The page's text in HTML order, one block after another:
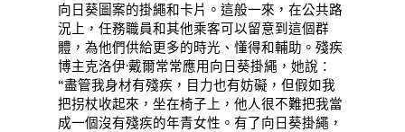
向日葵圖案的掛繩和卡片。這般一來，在公共路
況上，任務職員和其他乘客可以留意到這個群
體，為他們供給更多的時光、懂得和輔助。殘疾
博主克洛伊·戴爾常常應用向日葵掛繩，她說：
“盡管我身材有殘疾，目力也有妨礙，但假如我
把拐杖收起來，坐在椅子上，他人很不難把我當
成一個沒有殘疾的年青女性。有了向日葵掛繩，